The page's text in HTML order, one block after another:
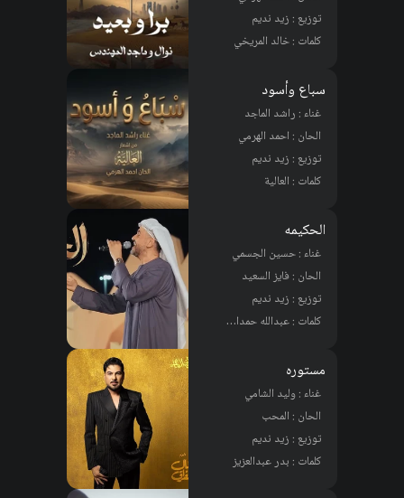
توزيع : زيد نديم
كلمات : خالد المريخي
سباع وأسود
غناء : راشد الماجد
الحان : احمد الهرمي
توزيع : زيد نديم
كلمات : العالية
الحكيمه
غناء : حسين الجسمي
الحان : فايز السعيد
توزيع : زيد نديم
كلمات : عبدالله حمدان بن دلموك
مستوره
غناء : وليد الشامي
الحان : المحب
توزيع : زيد نديم
كلمات : بدر عبدالعزيز